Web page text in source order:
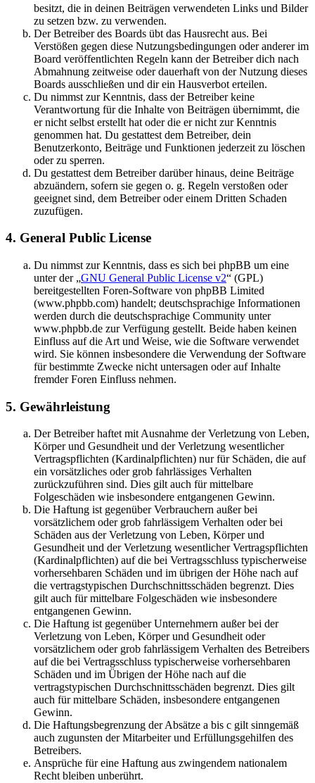
besitzt, die in deinen Beiträgen verwendeten Links und Bilder
zu setzen bzw. zu verwenden.
Der Betreiber des Boards übt das Hausrecht aus. Bei
Verstößen gegen diese Nutzungsbedingungen oder anderer im
Board veröffentlichten Regeln kann der Betreiber dich nach
Abmahnung zeitweise oder dauerhaft von der Nutzung dieses
Boards ausschließen und dir ein Hausverbot erteilen.
Du nimmst zur Kenntnis, dass der Betreiber keine
Verantwortung für die Inhalte von Beiträgen übernimmt, die
er nicht selbst erstellt hat oder die er nicht zur Kenntnis
genommen hat. Du gestattest dem Betreiber, dein
Benutzerkonto, Beiträge und Funktionen jederzeit zu löschen
oder zu sperren.
Du gestattest dem Betreiber darüber hinaus, deine Beiträge
abzuändern, sofern sie gegen o. g. Regeln verstoßen oder
geeignet sind, dem Betreiber oder einem Dritten Schaden
zuzufügen.
4. General Public License
Du nimmst zur Kenntnis, dass es sich bei phpBB um eine
unter der „GNU General Public License v2“ (GPL)
bereitgestellten Foren-Software von phpBB Limited
(www.phpbb.com) handelt; deutschsprachige Informationen
werden durch die deutschsprachige Community unter
www.phpbb.de zur Verfügung gestellt. Beide haben keinen
Einfluss auf die Art und Weise, wie die Software verwendet
wird. Sie können insbesondere die Verwendung der Software
für bestimmte Zwecke nicht untersagen oder auf Inhalte
fremder Foren Einfluss nehmen.
5. Gewährleistung
Der Betreiber haftet mit Ausnahme der Verletzung von Leben,
Körper und Gesundheit und der Verletzung wesentlicher
Vertragspflichten (Kardinalpflichten) nur für Schäden, die auf
ein vorsätzliches oder grob fahrlässiges Verhalten
zurückzuführen sind. Dies gilt auch für mittelbare
Folgeschäden wie insbesondere entgangenen Gewinn.
Die Haftung ist gegenüber Verbrauchern außer bei
vorsätzlichem oder grob fahrlässigem Verhalten oder bei
Schäden aus der Verletzung von Leben, Körper und
Gesundheit und der Verletzung wesentlicher Vertragspflichten
(Kardinalpflichten) auf die bei Vertragsschluss typischerweise
vorhersehbaren Schäden und im übrigen der Höhe nach auf
die vertragstypischen Durchschnittsschäden begrenzt. Dies
gilt auch für mittelbare Folgeschäden wie insbesondere
entgangenen Gewinn.
Die Haftung ist gegenüber Unternehmern außer bei der
Verletzung von Leben, Körper und Gesundheit oder
vorsätzlichem oder grob fahrlässigem Verhalten des Betreibers
auf die bei Vertragsschluss typischerweise vorhersehbaren
Schäden und im Übrigen der Höhe nach auf die
vertragstypischen Durchschnittsschäden begrenzt. Dies gilt
auch für mittelbare Schäden, insbesondere entgangenen
Gewinn.
Die Haftungsbegrenzung der Absätze a bis c gilt sinngemäß
auch zugunsten der Mitarbeiter und Erfüllungsgehilfen des
Betreibers.
Ansprüche für eine Haftung aus zwingendem nationalem
Recht bleiben unberührt.